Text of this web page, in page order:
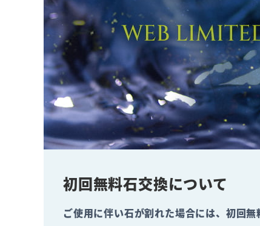
初回無料石交換について
ご使用に伴い石が割れた場合には、初回無